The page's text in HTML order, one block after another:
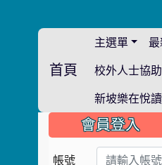
首頁
主選單 最
校外人士協
新坡樂在悅讀
::: 會員登入
帳號